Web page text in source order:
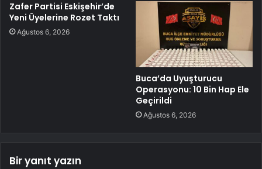
Zafer Partisi Eskişehir’de
Yeni Üyelerine Rozet Taktı
Ağustos 6, 2026
Buca’da Uyuşturucu
Operasyonu: 10 Bin Hap Ele
Geçirildi
Ağustos 6, 2026
Bir yanıt yazın